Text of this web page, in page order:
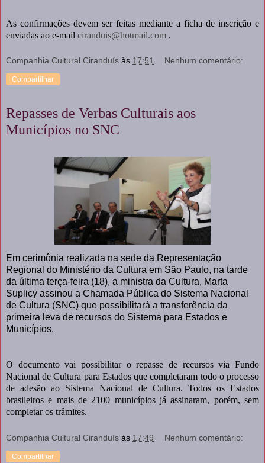
As confirmações devem ser feitas mediante a ficha de inscrição e
enviadas ao e-mail ciranduis@hotmail.com .
Companhia Cultural Ciranduís às 17:51 Nenhum comentário:
Compartilhar
Repasses de Verbas Culturais aos
Municípios no SNC
Em cerimônia realizada na sede da Representação
Regional do Ministério da Cultura em São Paulo, na tarde
da última terça-feira (18), a ministra da Cultura, Marta
Suplicy assinou a Chamada Pública do Sistema Nacional
de Cultura (SNC) que possibilitará a transferência da
primeira leva de recursos do Sistema para Estados e
Municípios.
O documento vai possibilitar o repasse de recursos via Fundo
Nacional de Cultura para Estados que completaram todo o processo
de adesão ao Sistema Nacional de Cultura. Todos os Estados
brasileiros e mais de 2100 municípios já assinaram, porém, sem
completar os trâmites.
Companhia Cultural Ciranduís às 17:49 Nenhum comentário:
Compartilhar